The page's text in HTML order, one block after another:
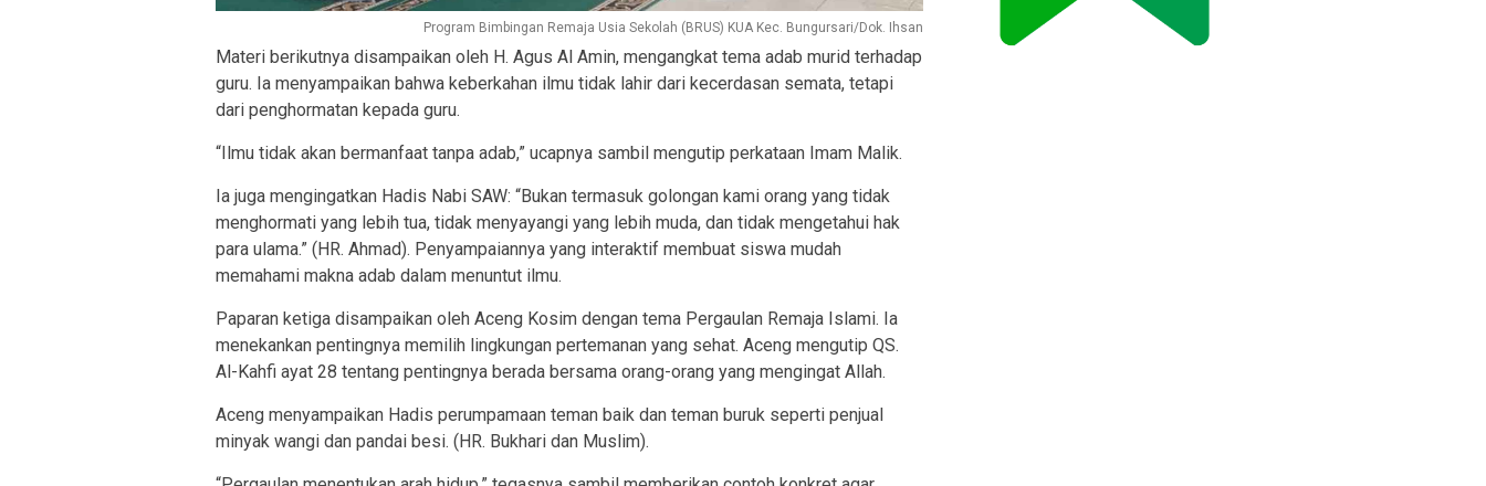
Program Bimbingan Remaja Usia Sekolah (BRUS) KUA Kec. Bungursari/Dok. Ihsan
Materi berikutnya disampaikan oleh H. Agus Al Amin, mengangkat tema adab murid terhadap
guru. Ia menyampaikan bahwa keberkahan ilmu tidak lahir dari kecerdasan semata, tetapi
dari penghormatan kepada guru.
“Ilmu tidak akan bermanfaat tanpa adab,” ucapnya sambil mengutip perkataan Imam Malik.
Ia juga mengingatkan Hadis Nabi SAW: “Bukan termasuk golongan kami orang yang tidak
menghormati yang lebih tua, tidak menyayangi yang lebih muda, dan tidak mengetahui hak
para ulama.” (HR. Ahmad). Penyampaiannya yang interaktif membuat siswa mudah
memahami makna adab dalam menuntut ilmu.
Paparan ketiga disampaikan oleh Aceng Kosim dengan tema Pergaulan Remaja Islami. Ia
menekankan pentingnya memilih lingkungan pertemanan yang sehat. Aceng mengutip QS.
Al-Kahfi ayat 28 tentang pentingnya berada bersama orang-orang yang mengingat Allah.
Aceng menyampaikan Hadis perumpamaan teman baik dan teman buruk seperti penjual
minyak wangi dan pandai besi. (HR. Bukhari dan Muslim).